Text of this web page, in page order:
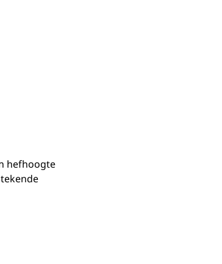
hefhoogte